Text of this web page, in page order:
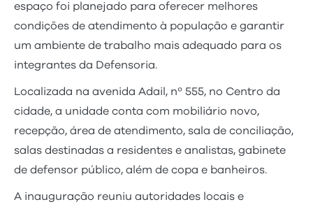
espaço foi planejado para oferecer melhores
condições de atendimento à população e garantir
um ambiente de trabalho mais adequado para os
integrantes da Defensoria.
Localizada na avenida Adail, nº 555, no Centro da
cidade, a unidade conta com mobiliário novo,
recepção, área de atendimento, sala de conciliação,
salas destinadas a residentes e analistas, gabinete
de defensor público, além de copa e banheiros.
A inauguração reuniu autoridades locais e